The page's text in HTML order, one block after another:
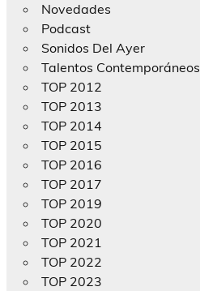
Novedades
Podcast
Sonidos Del Ayer
Talentos Contemporáneos
TOP 2012
TOP 2013
TOP 2014
TOP 2015
TOP 2016
TOP 2017
TOP 2019
TOP 2020
TOP 2021
TOP 2022
TOP 2023